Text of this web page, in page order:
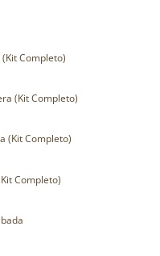
Completo)
(Kit Completo)
(Kit Completo)
Completo)